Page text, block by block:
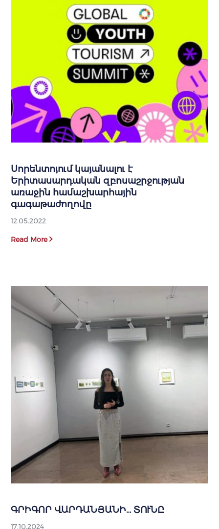
Սորենտոյում կայանալու է
Երիտասարդական զբոսաշրջության
առաջին համաշխարհային
գագաթաժողովը
12.05.2022
Read More
ԳՐԻԳՈՐ ՎԱՐԴԱՆՅԱՆԻ… ՏՈՒՆԸ
17.10.2024